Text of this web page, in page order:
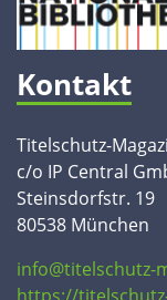
Kontakt
Titelschutz-
c/o IP Central
Steinsdorfstr. 19
80538 München
info@titelschutz-